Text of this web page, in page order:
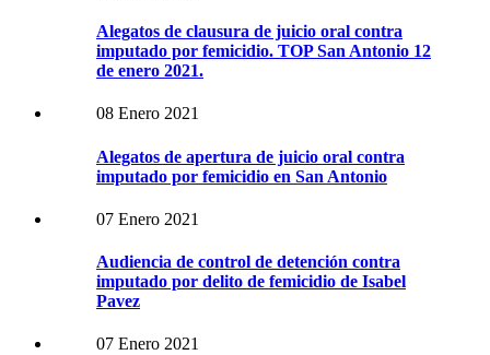
Alegatos de clausura de juicio oral contra
imputado por femicidio. TOP San Antonio 12
de enero 2021.
08 Enero 2021
Alegatos de apertura de juicio oral contra
imputado por femicidio en San Antonio
07 Enero 2021
Audiencia de control de detención contra
imputado por delito de femicidio de Isabel
Pavez
07 Enero 2021